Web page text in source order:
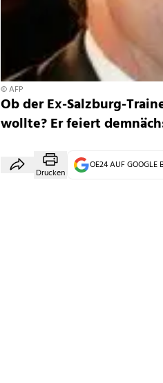
© AFP
Ob der Ex-Salzburg-
wollte? Er feiert
Drucken
OE24 AUF GOOGLE